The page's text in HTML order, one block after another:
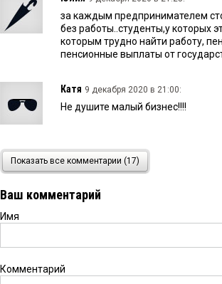
за каждым предпринимателем
без работы..студенты,у которых
которым трудно найти работу,
пенсионные выплаты от
Катя 9 декабря 2020 в 21:00:
Не душите малый бизнес!!!!
Полина 9 декабря 2020 в 20:13:
Наша так называемая «Мария»
Показуха, пустые слова, а по
так и поступают. В больницах
Омск — Турки, нефтезавод-
держитесь»
Показать все комментарии (17)
Ваш комментарий
Имя
Комментарий